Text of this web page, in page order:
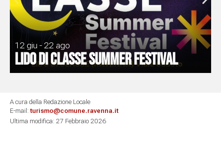
12 giu - 22 ago
Lido di Classe Summer Festival
A cura della Redazione Locale
E-mail: turismo@comune.ravenna.it
Ultima modifica: 27 Febbraio 2026